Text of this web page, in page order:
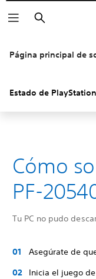
Buscar
Página principal de
Estado de PlayStation
Cómo
PF-
Tu PC no pudo
Asegúrate de
Inicia el juego